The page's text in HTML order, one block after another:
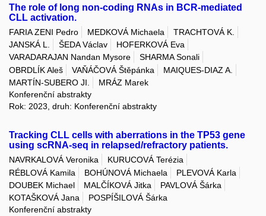
The role of long non-coding RNAs in BCR-mediated
CLL activation.
FARIA ZENI Pedro MEDKOVÁ Michaela
TRACHTOVÁ K.
JANSKÁ L.
ŠEDA Václav
HOFERKOVÁ Eva
VARADARAJAN Nandan Mysore
SHARMA Sonali
OBRDLÍK Aleš
VAŇÁČOVÁ Štěpánka
MAIQUES-DIAZ A.
MARTÍN-SUBERO JI.
MRÁZ Marek
Konferenční abstrakty
Rok: 2023, druh: Konferenční abstrakty
Tracking CLL cells with aberrations in the TP53 gene
using scRNA-seq in relapsed/refractory patients.
NAVRKALOVÁ Veronika
KURUCOVÁ Terézia
RÉBLOVÁ Kamila
BOHÚNOVÁ Michaela
PLEVOVÁ Karla
DOUBEK Michael
MALČÍKOVÁ Jitka
PAVLOVÁ Šárka
KOTAŠKOVÁ Jana
POSPÍŠILOVÁ Šárka
Konferenční abstrakty